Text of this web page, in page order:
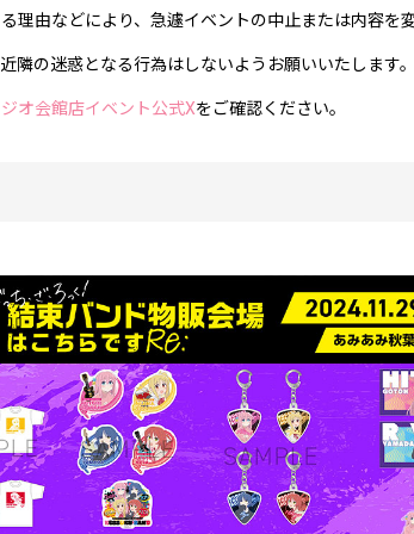
由などにより、急遽イベントの中止または内容を
の迷惑となる行為はしないようお願いいたします。
オ会館店イベント公式Xをご確認ください。